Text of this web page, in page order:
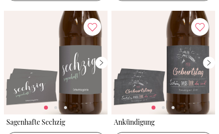
Sagenhafte Sechzig Ankündigung